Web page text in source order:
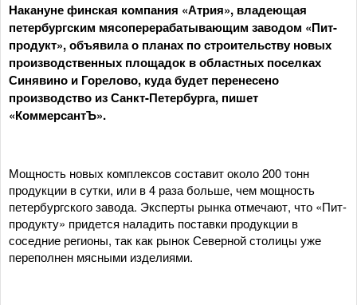
Накануне финская компания «Атрия», владеющая
петербургским мясоперерабатывающим заводом «Пит-
продукт», объявила о планах по строительству новых
производственных площадок в областных поселках
Синявино и Горелово, куда будет перенесено
производство из Санкт-Петербурга, пишет
«КоммерсантЪ».
Мощность новых комплексов составит около 200 тонн
продукции в сутки, или в 4 раза больше, чем мощность
петербургского завода. Эксперты рынка отмечают, что «Пит-
продукту» придется наладить поставки продукции в
соседние регионы, так как рынок Северной столицы уже
переполнен мясными изделиями.